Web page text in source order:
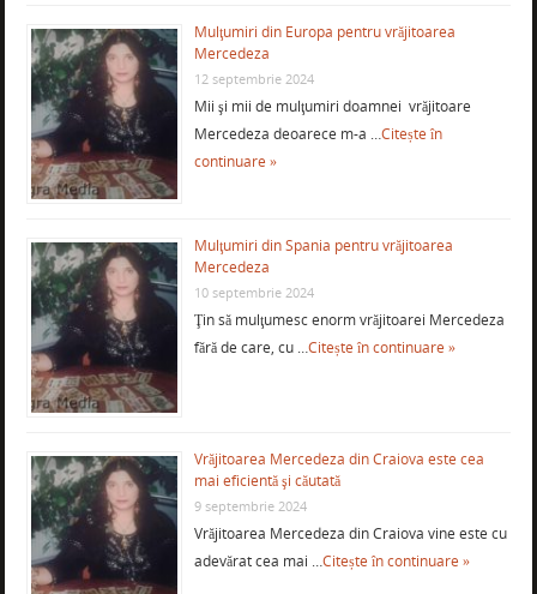
Mulţumiri din Europa pentru vrăjitoarea
Mercedeza
12 septembrie 2024
Mii şi mii de mulţumiri doamnei vrăjitoare
Mercedeza deoarece m-a …Citește în
continuare »
Mulţumiri din Spania pentru vrăjitoarea
Mercedeza
10 septembrie 2024
Ţin să mulţumesc enorm vrăjitoarei Mercedeza
fără de care, cu …Citește în continuare »
Vrăjitoarea Mercedeza din Craiova este cea
mai eficientă şi căutată
9 septembrie 2024
Vrăjitoarea Mercedeza din Craiova vine este cu
adevărat cea mai …Citește în continuare »